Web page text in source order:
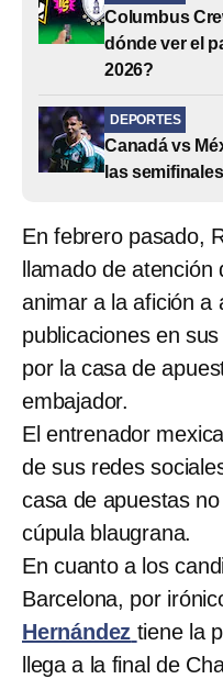
Columbus
dónde ver el
2026?
DEPORTES
Canadá vs
las
En febrero pasado,
llamado de
animar a la afición a
publicaciones en
por la casa de
embajador.
El entrenador
de sus redes
casa de apuestas
cúpula blaugrana.
En cuanto a los
Barcelona, por
Hernández tiene la
llega a la final de